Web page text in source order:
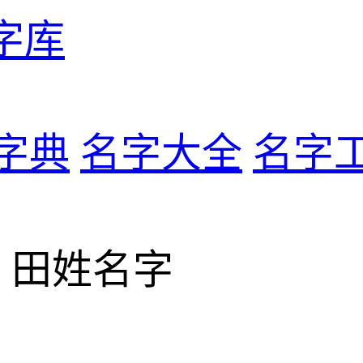
库
典 名字大全 名字
姓名字